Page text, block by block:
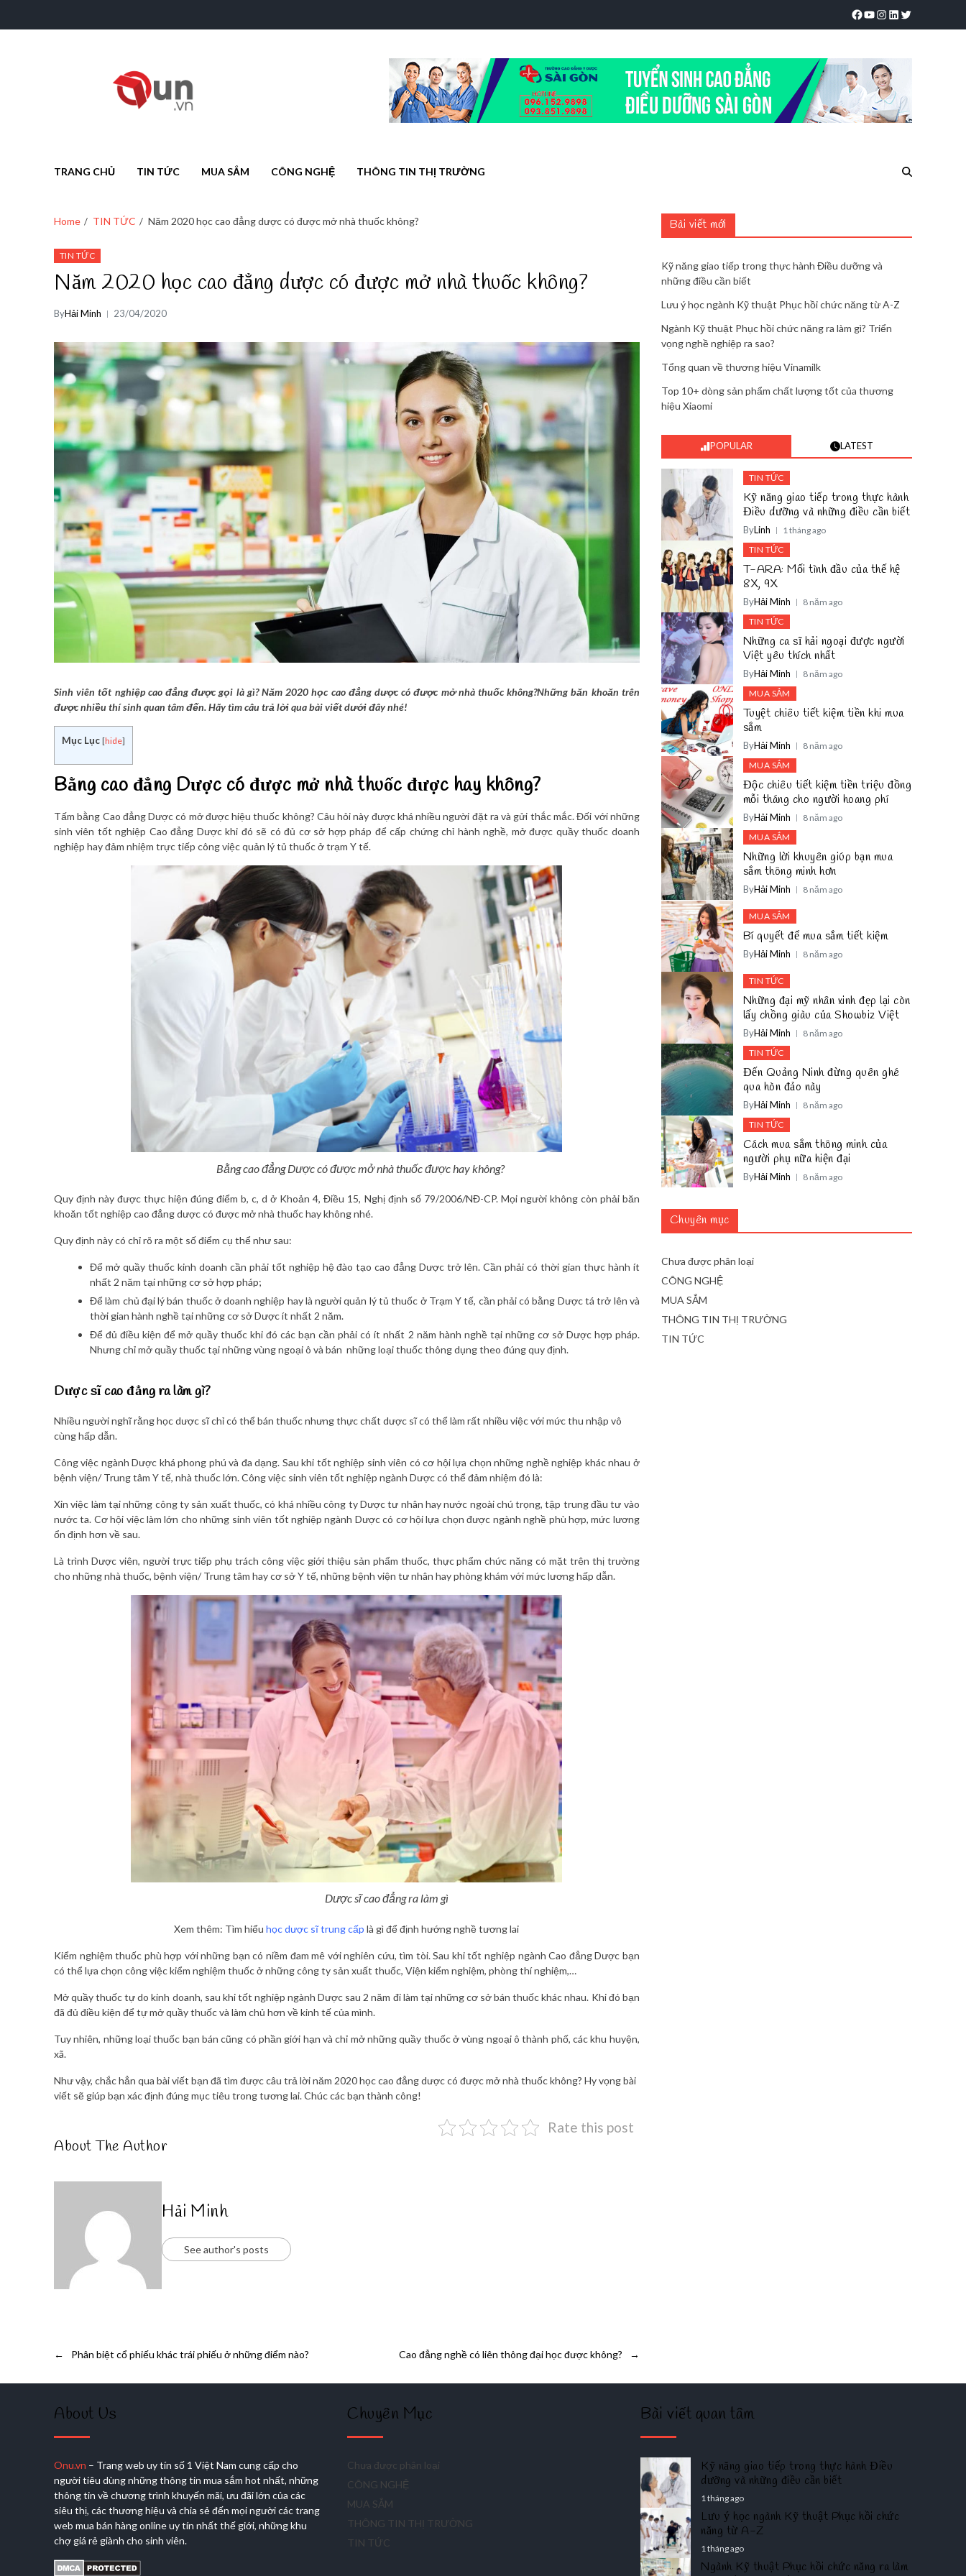
TRANG CHỦ TIN TỨC MUA SẮM CÔNG NGHỆ THÔNG TIN THỊ TRƯỜNG
Home TIN TỨC Năm 2020 học cao đẳng dược có được mở nhà thuốc không?
TIN TỨC
Năm 2020 học cao đẳng dược có được mở nhà thuốc không?
ByHải Minh 23/04/2020
Sinh viên tốt nghiệp cao đẳng được gọi là gì? Năm 2020 học cao đẳng dược có được mở nhà thuốc không?Những băn khoăn trên
được nhiều thí sinh quan tâm đến. Hãy tìm câu trả lời qua bài viết dưới đây nhé!
Mục Lục [hide]
Bằng cao đẳng Dược có được mở nhà thuốc được hay không?
Tấm bằng Cao đẳng Dược có mở được hiệu thuốc không? Câu hỏi này được khá nhiều người đặt ra và gửi thắc mắc. Đối với những
sinh viên tốt nghiệp Cao đẳng Dược khi đó sẽ có đủ cơ sở hợp pháp để cấp chứng chỉ hành nghề, mở được quầy thuốc doanh
nghiệp hay đảm nhiệm trực tiếp công việc quản lý tủ thuốc ở trạm Y tế.
Bằng cao đẳng Dược có được mở nhà thuốc được hay không?
Quy định này được thực hiện đúng điểm b, c, d ở Khoản 4, Điều 15, Nghị định số 79/2006/NĐ-CP. Mọi người không còn phải băn
khoăn tốt nghiệp cao đẳng dược có được mở nhà thuốc hay không nhé.
Quy định này có chỉ rõ ra một số điểm cụ thể như sau:
Để mở quầy thuốc kinh doanh cần phải tốt nghiệp hệ đào tạo cao đẳng Dược trở lên. Cần phải có thời gian thực hành ít
nhất 2 năm tại những cơ sở hợp pháp;
Để làm chủ đại lý bán thuốc ở doanh nghiệp hay là người quản lý tủ thuốc ở Trạm Y tế, cần phải có bằng Dược tá trở lên và
thời gian hành nghề tại những cơ sở Dược ít nhất 2 năm.
Để đủ điều kiện để mở quầy thuốc khi đó các bạn cần phải có ít nhất 2 năm hành nghề tại những cơ sở Dược hợp pháp.
Nhưng chỉ mở quầy thuốc tại những vùng ngoại ô và bán những loại thuốc thông dụng theo đúng quy định.
Dược sĩ cao đẳng ra làm gì?
Nhiều người nghĩ rằng học dược sĩ chỉ có thể bán thuốc nhưng thực chất dược sĩ có thể làm rất nhiều việc với mức thu nhập vô
cùng hấp dẫn.
Công việc ngành Dược khá phong phú và đa dạng. Sau khi tốt nghiệp sinh viên có cơ hội lựa chọn những nghề nghiệp khác nhau ở
bệnh viện/ Trung tâm Y tế, nhà thuốc lớn. Công việc sinh viên tốt nghiệp ngành Dược có thể đảm nhiệm đó là:
Xin việc làm tại những công ty sản xuất thuốc, có khá nhiều công ty Dược tư nhân hay nước ngoài chú trọng, tập trung đầu tư vào
nước ta. Cơ hội việc làm lớn cho những sinh viên tốt nghiệp ngành Dược có cơ hội lựa chọn được ngành nghề phù hợp, mức lương
ổn định hơn về sau.
Là trình Dược viên, người trực tiếp phụ trách công việc giới thiệu sản phẩm thuốc, thực phẩm chức năng có mặt trên thị trường
cho những nhà thuốc, bệnh viện/ Trung tâm hay cơ sở Y tế, những bệnh viện tư nhân hay phòng khám với mức lương hấp dẫn.
Dược sĩ cao đẳng ra làm gì
Xem thêm: Tìm hiểuhọc dược sĩ trung cấp là gì để định hướng nghề tương lai
Kiểm nghiệm thuốc phù hợp với những bạn có niềm đam mê với nghiên cứu, tìm tòi. Sau khi tốt nghiệp ngành Cao đẳng Dược bạn
có thể lựa chọn công việc kiểm nghiệm thuốc ở những công ty sản xuất thuốc, Viện kiểm nghiệm, phòng thí nghiệm,…
Mở quầy thuốc tự do kinh doanh, sau khi tốt nghiệp ngành Dược sau 2 năm đi làm tại những cơ sở bán thuốc khác nhau. Khi đó bạn
đã đủ điều kiện để tự mở quầy thuốc và làm chủ hơn về kinh tế của mình.
Tuy nhiên, những loại thuốc bạn bán cũng có phần giới hạn và chỉ mở những quầy thuốc ở vùng ngoại ô thành phố, các khu huyện,
xã.
Như vậy, chắc hẳn qua bài viết bạn đã tìm được câu trả lời năm 2020 học cao đẳng dược có được mở nhà thuốc không? Hy vọng bài
viết sẽ giúp bạn xác định đúng mục tiêu trong tương lai. Chúc các bạn thành công!
Rate this post
About The Author
Hải Minh
See author's posts
← Phân biệt cổ phiếu khác trái phiếu ở những điểm nào? →
Cao đẳng nghề có liên thông đại học được không?
Bài viết mới
Kỹ năng giao tiếp trong thực hành Điều dưỡng và
những điều cần biết
Lưu ý học ngành Kỹ thuật Phục hồi chức năng từ A-Z
Ngành Kỹ thuật Phục hồi chức năng ra làm gì? Triển
vọng nghề nghiệp ra sao?
Tổng quan về thương hiệu Vinamilk
Top 10+ dòng sản phẩm chất lượng tốt của thương
hiệu Xiaomi
POPULAR LATEST
TIN TỨC
Kỹ năng giao tiếp trong thực hành
Điều dưỡng và những điều cần biết
ByLinh
1 tháng ago
TIN TỨC
T-ARA: Mối tình đầu của thế hệ
8X, 9X
ByHải Minh
8 năm ago
TIN TỨC
Những ca sĩ hải ngoại được người
Việt yêu thích nhất
ByHải Minh
8 năm ago
MUA SẮM
Tuyệt chiêu tiết kiệm tiền khi mua
sắm
ByHải Minh
8 năm ago
MUA SẮM
Độc chiêu tiết kiệm tiền triệu đồng
mỗi tháng cho người hoang phí
ByHải Minh
8 năm ago
MUA SẮM
Những lời khuyên giúp bạn mua
sắm thông minh hơn
ByHải Minh 8 năm ago
MUA SẮM
Bí quyết để mua sắm tiết kiệm
ByHải Minh 8 năm ago
TIN TỨC
Những đại mỹ nhân xinh đẹp lại còn
lấy chồng giàu của Showbiz Việt
ByHải Minh
8 năm ago
TIN TỨC
Đến Quảng Ninh đừng quên ghé
qua hòn đảo này
ByHải Minh
8 năm ago
TIN TỨC
Cách mua sắm thông minh của
người phụ nữa hiện đại
ByHải Minh 8 năm ago
Chuyên mục
Chưa được phân loại
CÔNG NGHỆ
MUA SẮM
THÔNG TIN THỊ TRƯỜNG
TIN TỨC
About Us
Onu.vn – Trang web uy tín số 1 Việt Nam cung cấp cho
người tiêu dùng những thông tin mua sắm hot nhất, những
thông tin về chương trình khuyến mãi, ưu đãi lớn của các
siêu thị, các thương hiệu và chia sẻ đến mọi người các trang
web mua bán hàng online uy tín nhất thế giới, những khu
chợ giá rẻ giành cho sinh viên.
Chuyên Mục
Chưa được phân loại
CÔNG NGHỆ
MUA SẮM
THÔNG TIN THỊ TRƯỜNG
TIN TỨC
Bài viết quan tâm
Kỹ năng giao tiếp trong thực hành Điều
dưỡng và những điều cần biết
1 tháng ago
Lưu ý học ngành Kỹ thuật Phục hồi chức
năng từ A-Z
1 tháng ago
Ngành Kỹ thuật Phục hồi chức năng ra làm